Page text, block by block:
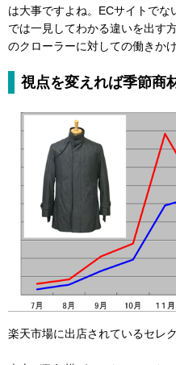
は大事ですよね。ECサイトで
では一見してわかる違いを出す
のクローラーに対しての働きか
視点を変えれば季節商
楽天市場に出店されているセレ